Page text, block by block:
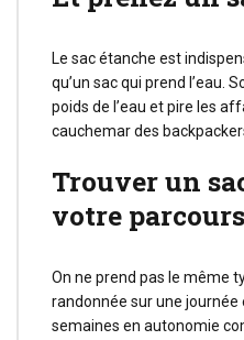
Le sac étanche est
qu’un sac qui prend l’eau.
poids de l’eau et pire les
cauchemar des
Trouver un
votre parcours
On ne prend pas le même
randonnée sur une journée
semaines en autonomie